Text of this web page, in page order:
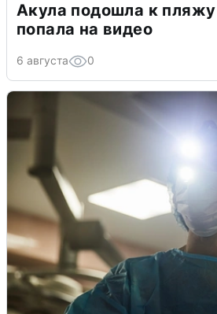
Акула подошла к
попала на видео
6 августа 0